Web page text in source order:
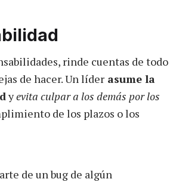
rinde cuentas de todo
de hacer. Un líder asume la
yevita culpar a los demás por los
de los plazos o los
de un bug de algún